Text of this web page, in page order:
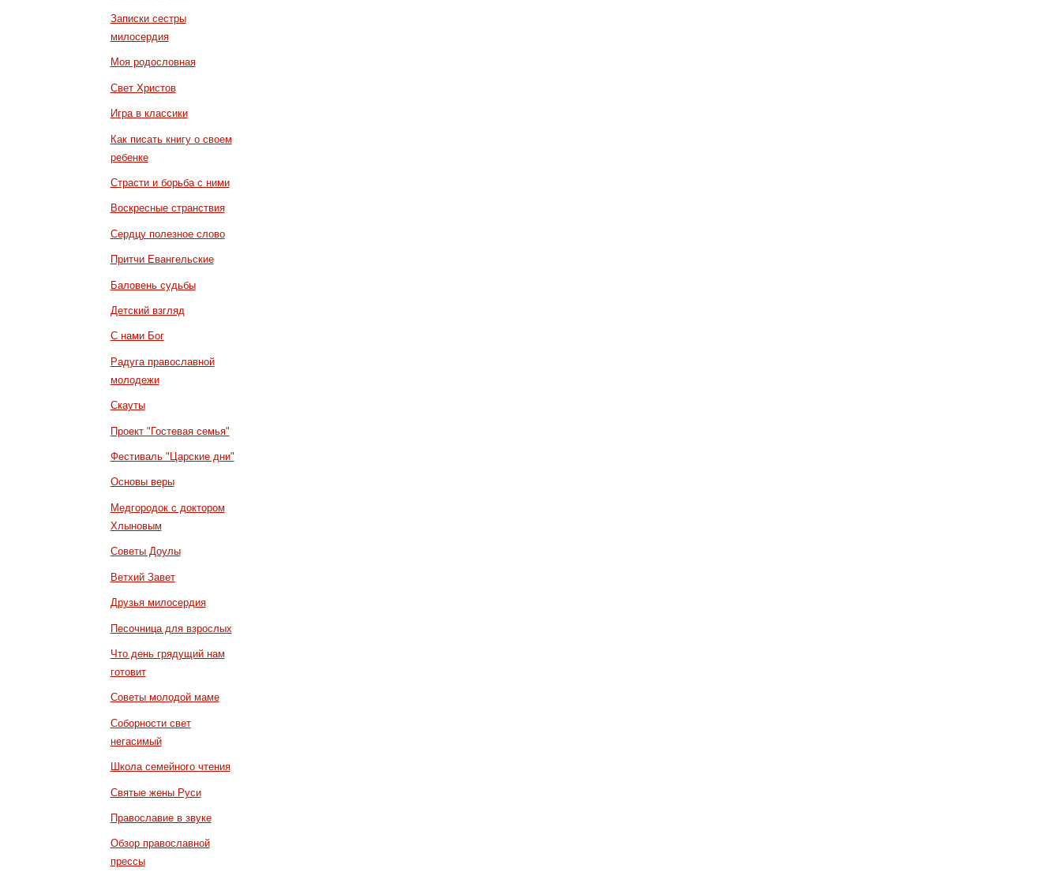
Записки сестры
милосердия
Моя родословная
Свет Христов
Игра в классики
Как писать книгу о своем
ребенке
Страсти и борьба с ними
Воскресные странствия
Сердцу полезное слово
Притчи Евангельские
Баловень судьбы
Детский взгляд
С нами Бог
Радуга православной
молодежи
Скауты
Проект "Гостевая семья"
Фестиваль "Царские дни"
Основы веры
Медгородок с доктором
Хлыновым
Советы Доулы
Ветхий Завет
Друзья милосердия
Песочница для взрослых
Что день грядущий нам
готовит
Советы молодой маме
Соборности свет
негасимый
Школа семейного чтения
Святые жены Руси
Православие в звуке
Обзор православной
прессы